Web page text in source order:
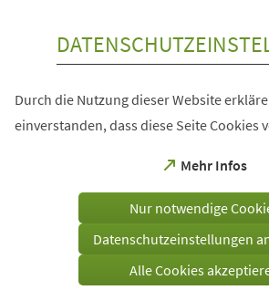
Durch die Nutzung dieser Website
einverstanden, dass diese Seite Cookies
Mehr Infos
(Öffnet
einem
Tab)
Nur notwendige
Datenschutzeinstellungen
Alle Cookies